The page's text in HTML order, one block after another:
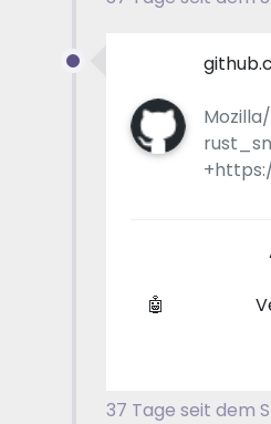
🤖
37 Tage seit dem